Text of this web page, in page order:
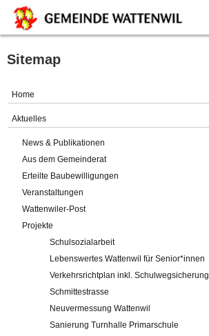
Home
Gemeinde
Verwaltung
Online-Service
Impressum
Sitemap
Home
Aktuelles
News & Publikationen
Aus dem Gemeinderat
Erteilte Baubewilligungen
Veranstaltungen
Wattenwiler-Post
Projekte
Schulsozialarbeit
Lebenswertes Wattenwil für Senior*innen
Verkehrsrichtplan inkl. Schulwegsicherung
Schmittestrasse
Neuvermessung Wattenwil
Sanierung Turnhalle Primarschule